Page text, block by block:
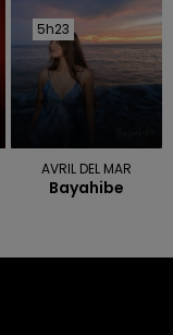
5h23
5h23
AVRIL DEL MAR
Bayahibe